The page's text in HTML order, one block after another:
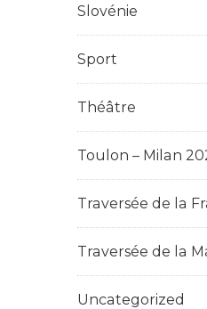
Slovénie
Sport
Théâtre
Toulon – Milan
Traversée de la
Traversée de la
Uncategorized